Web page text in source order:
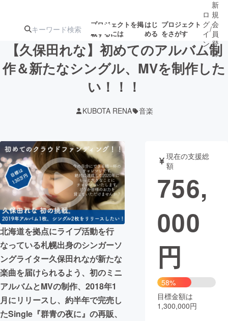
プロジェクトを掲
載するには
はじ
める
プロジェクト
をさがす
注目の新着プロ 募集終了が近いプ
テクノロジー・ガジェット
映像・映画 書籍・雑誌
ビジネス・起業 チャレンジ
まちづくり・地域活性化
CAMPFIRE for Social Good
CAMPFIRE Creation
CAMPFIREふるさと納税
コミュニティ
ロ
グ
イ
ン
/
新
規
会
員
登
録
【久保田れな】初めてのアルバム制
作＆新たなシングル、MVを制作した
い！！！
KUBOTA RENA 音楽
北海道を拠点にライブ活動を行
なっている札幌出身のシンガーソ
ングライター久保田れなが新たな
楽曲を届けられるよう、初のミニ
アルバムとMVの制作、2018年1
月にリリースし、約半年で完売し
たSingle『群青の夜に』の再販、
現在の支援総
額
756,
000
円
58%
目標金額は
1,300,000円